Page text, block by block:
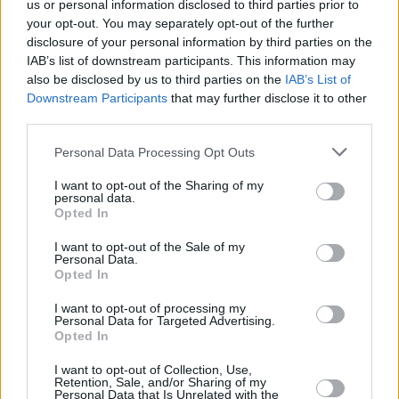
us or personal information disclosed to third parties prior to
your opt-out. You may separately opt-out of the further
disclosure of your personal information by third parties on the
IAB’s list of downstream participants. This information may
also be disclosed by us to third parties on the IAB’s List of
Downstream Participants that may further disclose it to other
Personal Data Processing Opt Outs
I want to opt-out of the Sharing of my
personal data.
Opted In
I want to opt-out of the Sale of my
Personal Data.
Opted In
I want to opt-out of processing my
Personal Data for Targeted Advertising.
Opted In
I want to opt-out of Collection, Use,
Retention, Sale, and/or Sharing of my
Personal Data that Is Unrelated with the
Ξύπνημα μεταξύ 5 π.μ. με 7 π.μ
Εάν ξυπνάτε νωρίς το πρωί και δεν μπορείτε
να κοιμηθείτε πια, μπορεί να οφείλεται στο